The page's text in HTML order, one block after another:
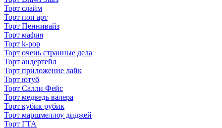
Торт слайм
Торт поп арт
Торт Пеннивайз
Торт мафия
Торт k-pop
Торт очень странные дела
Торт андертейл
Торт приложение лайк
Торт ютуб
Торт Салли Фейс
Торт медведь валера
Торт кубик рубик
Торт маршмеллоу диджей
Торт ГТА